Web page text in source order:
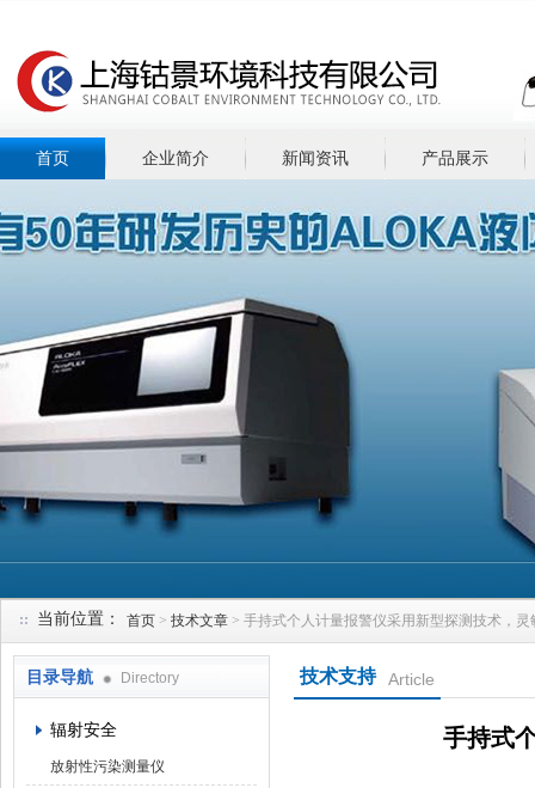
首页 企业简介 新闻资讯 产品展示
当前位置： 首页 > 技术文章 > 手持式个人计量报警仪采用新型探测技术，灵
目录导航 Directory
辐射安全
放射性污染测量仪
技术支持 Article
手持式